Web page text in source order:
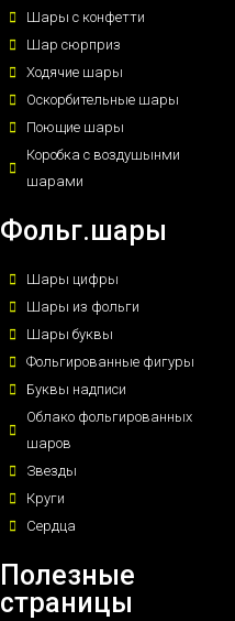
Шары с конфетти
Шар сюрприз
Ходячие шары
Оскорбительные шары
Поющие шары
Коробка с воздушынми
шарами
Фольг.шары
Шары цифры
Шары из фольги
Шары буквы
Фольгированные фигуры
Буквы надписи
Облако фольгированных
шаров
Звезды
Круги
Сердца
Полезные
страницы